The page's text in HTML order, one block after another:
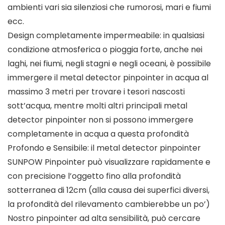
ambienti vari sia silenziosi che rumorosi, mari e fiumi
ecc.
Design completamente impermeabile: in qualsiasi
condizione atmosferica o pioggia forte, anche nei
laghi, nei fiumi, negli stagni e negli oceani, è possibile
immergere il metal detector pinpointer in acqua al
massimo 3 metri per trovare i tesori nascosti
sott’acqua, mentre molti altri principali metal
detector pinpointer non si possono immergere
completamente in acqua a questa profondità
Profondo e Sensibile: il metal detector pinpointer
SUNPOW Pinpointer può visualizzare rapidamente e
con precisione l’oggetto fino alla profondità
sotterranea di 12cm (alla causa dei superfici diversi,
la profondità del rilevamento cambierebbe un po’)
Nostro pinpointer ad alta sensibilità, può cercare